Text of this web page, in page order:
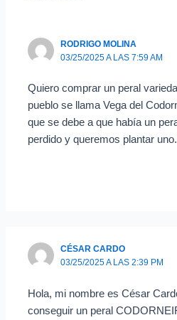
RODRIGO MOLINA
03/25/2025 A LAS 7:59 AM
Quiero comprar un peral
pueblo se llama Vega del
que se debe a que había un
perdido y queremos plantar
CÉSAR CARDO
03/25/2025 A LAS 2:39 PM
Hola, mi nombre es César
conseguir un peral